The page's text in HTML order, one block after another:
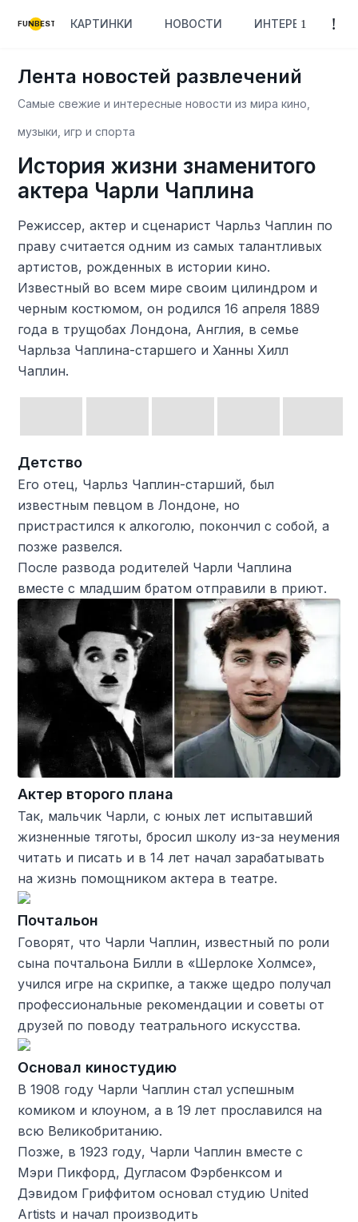
FUNBEST КАРТИНКИ НОВОСТИ ИНТЕРЕСНОЕ
Лента новостей развлечений
Самые свежие и интересные новости из мира кино,
музыки, игр и спорта
История жизни знаменитого
актера Чарли Чаплина
Режиссер, актер и сценарист Чарльз Чаплин по
праву считается одним из самых талантливых
артистов, рожденных в истории кино.
Известный во всем мире своим цилиндром и
черным костюмом, он родился 16 апреля 1889
года в трущобах Лондона, Англия, в семье
Чарльза Чаплина-старшего и Ханны Хилл
Чаплин.
Детство
Его отец, Чарльз Чаплин-старший, был
известным певцом в Лондоне, но
пристрастился к алкоголю, покончил с собой, а
позже развелся.
После развода родителей Чарли Чаплина
вместе с младшим братом отправили в приют.
Актер второго плана
Так, мальчик Чарли, с юных лет испытавший
жизненные тяготы, бросил школу из-за неумения
читать и писать и в 14 лет начал зарабатывать
на жизнь помощником актера в театре.
Почтальон
Говорят, что Чарли Чаплин, известный по роли
сына почтальона Билли в «Шерлоке Холмсе»,
учился игре на скрипке, а также щедро получал
профессиональные рекомендации и советы от
друзей по поводу театрального искусства.
Основал киностудию
В 1908 году Чарли Чаплин стал успешным
комиком и клоуном, а в 19 лет прославился на
всю Великобританию.
Позже, в 1923 году, Чарли Чаплин вместе с
Мэри Пикфорд, Дугласом Фэрбенксом и
Дэвидом Гриффитом основал студию United
Artists и начал производить